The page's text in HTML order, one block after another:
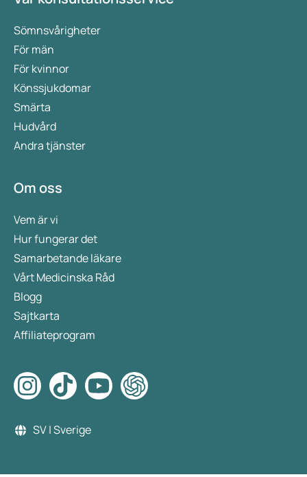
Sömnsvårigheter
För män
För kvinnor
Könssjukdomar
Smärta
Hudvård
Andra tjänster
Om oss
Vem är vi
Hur fungerar det
Samarbetande läkare
Vårt Medicinska Råd
Blogg
Sajtkarta
Affiliateprogram
SV | Sverige